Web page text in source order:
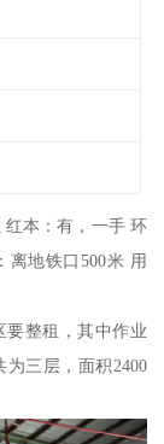
红本：有，一手 环
离地铁口500米 用
要整租，其中作业
为三层，面积2400